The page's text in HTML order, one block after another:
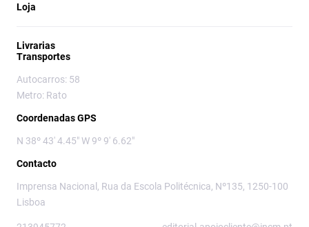
Loja
Livrarias
Transportes
Autocarros: 58
Metro: Rato
Coordenadas GPS
N 38º 43' 4.45" W 9º 9' 6.62"
Contacto
Imprensa Nacional, Rua da Escola Politécnica, Nº135, 1250-100
Lisboa